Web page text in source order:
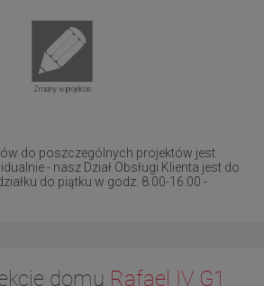
Zmiany w projekcie
do poszczególnych projektów jest
- nasz Dział Obsługi Klienta jest do
do piątku w godz. 8.00-16.00 -
domu Rafael IV G1